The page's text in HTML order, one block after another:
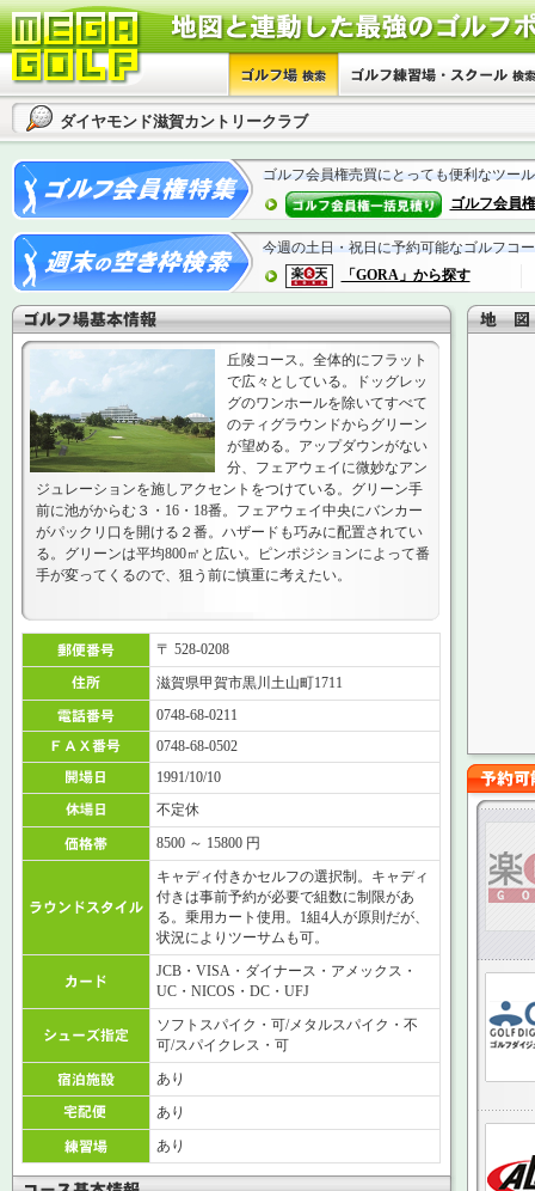
ダイヤモンド滋賀カントリークラブ
ゴルフ会員権売買にとっても便利なツー
ゴルフ会員
今週の土日・祝日に予約可能なゴルフコ
「GORA」から探す
丘陵コース。全体的にフラット
で広々としている。ドッグレッ
グのワンホールを除いてすべて
のティグラウンドからグリーン
が望める。アップダウンがない
分、フェアウェイに微妙なアン
ジュレーションを施しアクセントをつけている。グリーン手
前に池がからむ３・16・18番。フェアウェイ中央にバンカー
がパックリ口を開ける２番。ハザードも巧みに配置されてい
る。グリーンは平均800㎡と広い。ピンポジションによって番
手が変ってくるので、狙う前に慎重に考えたい。
〒 528-0208
滋賀県甲賀市黒川土山町1711
0748-68-0211
0748-68-0502
1991/10/10
不定休
8500 ～ 15800 円
キャディ付きかセルフの選択制。キャディ
付きは事前予約が必要で組数に制限があ
る。乗用カート使用。1組4人が原則だが、
状況によりツーサムも可。
JCB・VISA・ダイナース・アメックス・
UC・NICOS・DC・UFJ
ソフトスパイク・可/メタルスパイク・不
可/スパイクレス・可
あり
あり
あり